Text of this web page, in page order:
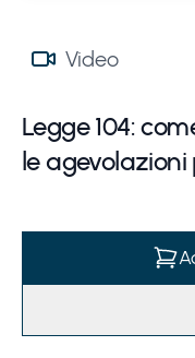
Video
Legge 104:
le agevolazioni